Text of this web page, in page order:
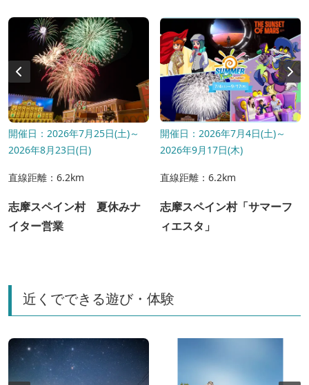
開催日：2026年7月25日(土)～
2026年8月23日(日)
直線距離：6.2km
志摩スペイン村 夏休みナ
イター営業
開催日：2026年7月4日(土)～
2026年9月17日(木)
直線距離：6.2km
志摩スペイン村「サマーフ
ィエスタ」
近くでできる遊び・体験